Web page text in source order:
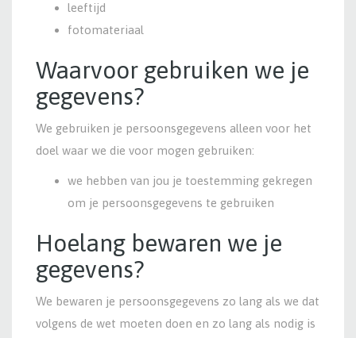
leeftijd
fotomateriaal
Waarvoor gebruiken we je
gegevens?
We gebruiken je persoonsgegevens alleen voor het
doel waar we die voor mogen gebruiken:
we hebben van jou je toestemming gekregen
om je persoonsgegevens te gebruiken
Hoelang bewaren we je
gegevens?
We bewaren je persoonsgegevens zo lang als we dat
volgens de wet moeten doen en zo lang als nodig is